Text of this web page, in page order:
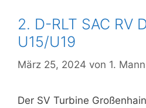
2. D-RLT SAC RV
U15/U19
März 25, 2024 von 1.
Der SV Turbine